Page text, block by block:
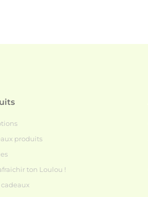
produits
ton Loulou !
cadeaux